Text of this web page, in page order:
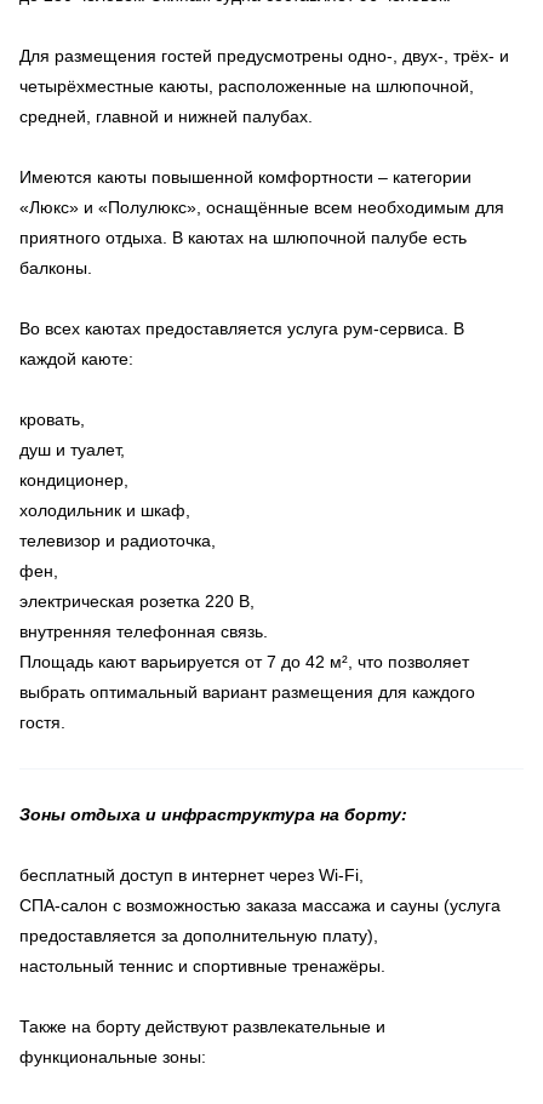
Для размещения гостей предусмотрены одно-, двух-, трёх- и
четырёхместные каюты, расположенные на шлюпочной,
средней, главной и нижней палубах.
Имеются каюты повышенной комфортности – категории
«Люкс» и «Полулюкс», оснащённые всем необходимым для
приятного отдыха. В каютах на шлюпочной палубе есть
балконы.
Во всех каютах предоставляется услуга рум-сервиса. В
каждой каюте:
кровать,
душ и туалет,
кондиционер,
холодильник и шкаф,
телевизор и радиоточка,
фен,
электрическая розетка 220 В,
внутренняя телефонная связь.
Площадь кают варьируется от 7 до 42 м², что позволяет
выбрать оптимальный вариант размещения для каждого
гостя.
Зоны отдыха и инфраструктура на борту:
бесплатный доступ в интернет через Wi-Fi,
СПА-салон с возможностью заказа массажа и сауны (услуга
предоставляется за дополнительную плату),
настольный теннис и спортивные тренажёры.
Также на борту действуют развлекательные и
функциональные зоны: